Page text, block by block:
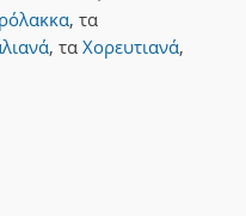
, τα
, τα Χορευτιανά,